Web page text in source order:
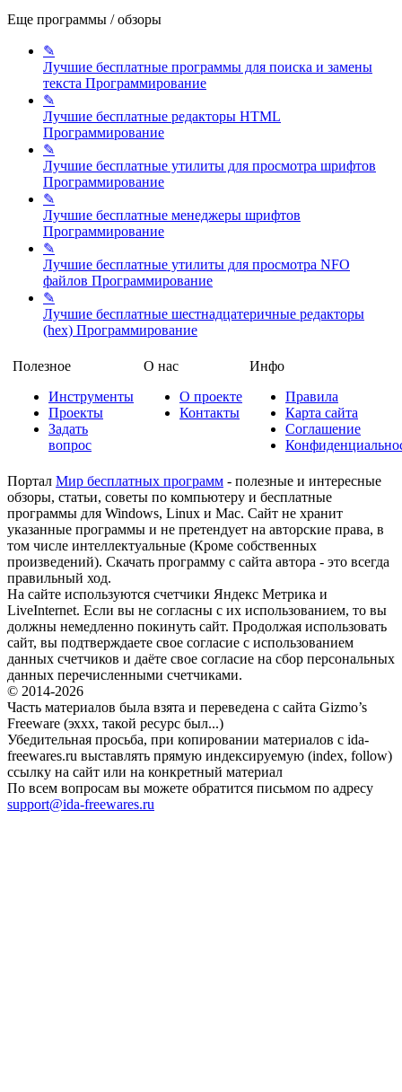
Еще программы / обзоры
✎
Лучшие бесплатные программы для поиска и замены
текста Программирование
✎
Лучшие бесплатные редакторы HTML
Программирование
✎
Лучшие бесплатные утилиты для просмотра шрифтов
Программирование
✎
Лучшие бесплатные менеджеры шрифтов
Программирование
✎
Лучшие бесплатные утилиты для просмотра NFO
файлов Программирование
✎
Лучшие бесплатные шестнадцатеричные редакторы
(hex) Программирование
Полезное
Инструменты
Проекты
Задать
вопрос
О нас
О проекте
Контакты
Инфо
Правила
Карта сайта
Соглашение
Портал Мир бесплатных программ - полезные и интересные
обзоры, статьи, советы по компьютеру и бесплатные
программы для Windows, Linux и Mac. Сайт не хранит
указанные программы и не претендует на авторские права, в
том числе интеллектуальные (Кроме собственных
произведений). Скачать программу с сайта автора - это всегда
правильный ход.
На сайте используются счетчики Яндекс Метрика и
LiveInternet. Если вы не согласны с их использованием, то вы
должны немедленно покинуть сайт. Продолжая использовать
сайт, вы подтверждаете свое согласие с использованием
данных счетчиков и даёте свое согласие на сбор персональных
данных перечисленными счетчиками.
© 2014-2026
Часть материалов была взята и переведена с сайта Gizmo’s
Freeware (эххх, такой ресурс был...)
Убедительная просьба, при копировании материалов с ida-
freewares.ru выставлять прямую индексируемую (index, follow)
ссылку на сайт или на конкретный материал
По всем вопросам вы можете обратится письмом по адресу
support@ida-freewares.ru